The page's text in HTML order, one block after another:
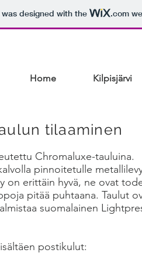
was designed with the .com
Home Kilpisjärvi
tilaaminen
Chromaluxe-tauluina.
pinnoitetulle
on erittäin hyvä, ne ovat
pitää puhtaana. Taulut
suomalainen
postikulut: